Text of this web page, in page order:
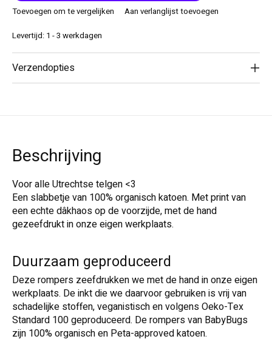
Toevoegen om te vergelijken
Aan verlanglijst toevoegen
Levertijd: 1 - 3 werkdagen
Verzendopties
Beschrijving
Voor alle Utrechtse telgen <3
Een slabbetje van 100% organisch katoen. Met print van
een echte dâkhaos op de voorzijde, met de hand
gezeefdrukt in onze eigen werkplaats.
Duurzaam geproduceerd
Deze rompers zeefdrukken we met de hand in onze eigen
werkplaats. De inkt die we daarvoor gebruiken is vrij van
schadelijke stoffen, veganistisch en volgens Oeko-Tex
Standard 100 geproduceerd. De rompers van BabyBugs
zijn 100% organisch en Peta-approved katoen.